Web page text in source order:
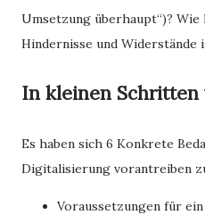
Umsetzung überhaupt“)? Wie
Hindernisse und Widerstände
In kleinen Schritten
Es haben sich 6 Konkrete
Digitalisierung vorantreiben
Voraussetzungen für